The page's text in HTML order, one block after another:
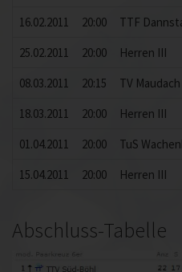
16.02.2011
20:00 TTF
25.02.2011
20:00 Herren III
08.03.2011
20:15 TV
18.03.2011
20:00 Herren III
01.04.2011
20:00 TuS
15.04.2011
20:00 Herren III
Abschluss-Tabelle